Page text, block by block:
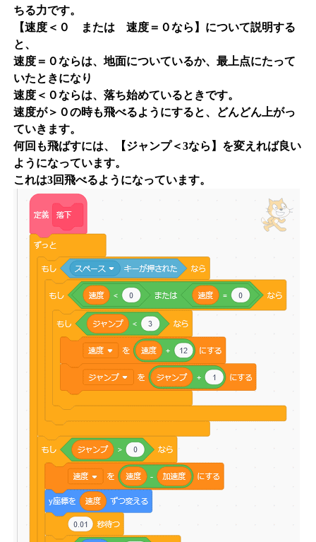
ちる力です。
【速度＜０ または 速度＝０なら】について説明する
と、
速度＝０ならは、地面についているか、最上点にたって
いたときになり
速度＜０ならは、落ち始めているときです。
速度が＞０の時も飛べるようにすると、どんどん上がっ
ていきます。
何回も飛ばすには、【ジャンプ＜3なら】を変えれば良い
ようになっています。
これは3回飛べるようになっています。